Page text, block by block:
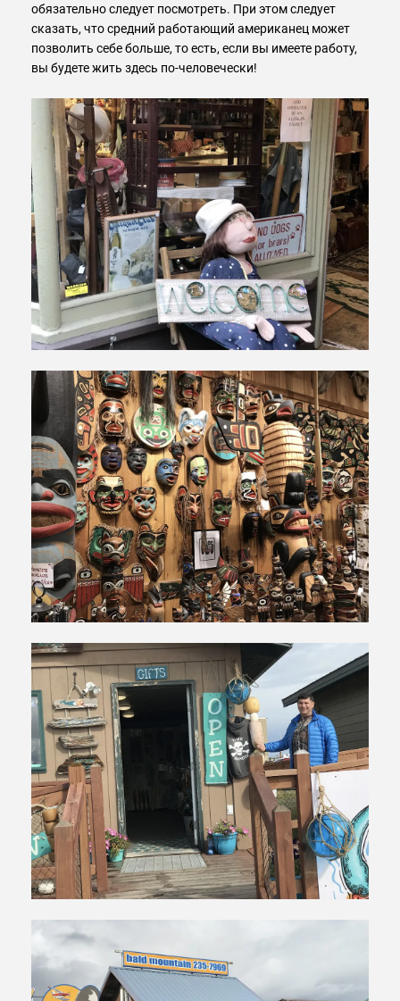
обязательно следует посмотреть. При этом следует
сказать, что средний работающий американец может
позволить себе больше, то есть, если вы имеете работу,
вы будете жить здесь по-человечески!